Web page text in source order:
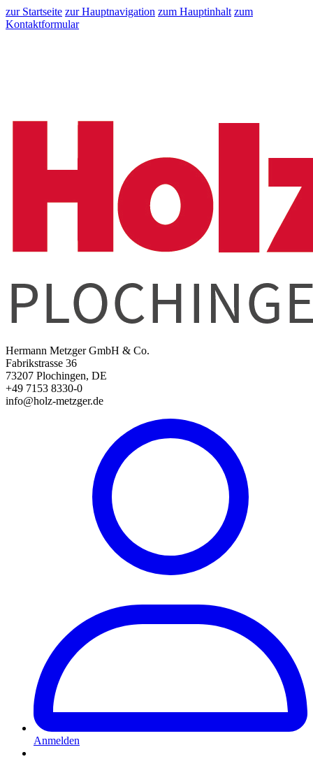
zur Startseite zur Hauptnavigation zum Hauptinhalt zum
Kontaktformular
Hermann Metzger GmbH & Co.
Fabrikstrasse 36
73207 Plochingen, DE
+49 7153 8330-0
info@holz-metzger.de
Anmelden